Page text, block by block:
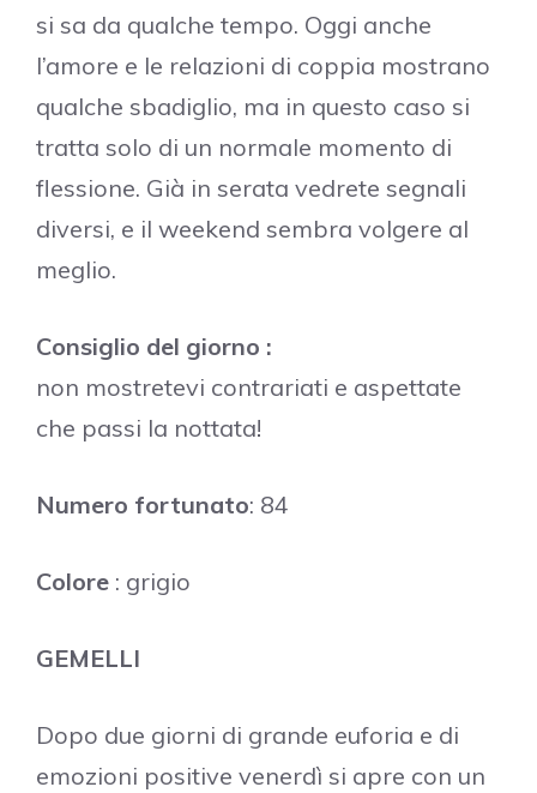
si sa da qualche tempo. Oggi anche
l’amore e le relazioni di coppia mostrano
qualche sbadiglio, ma in questo caso si
tratta solo di un normale momento di
flessione. Già in serata vedrete segnali
diversi, e il weekend sembra volgere al
meglio.
Consiglio del giorno :
non mostretevi contrariati e aspettate
che passi la nottata!
Numero fortunato: 84
Colore : grigio
GEMELLI
Dopo due giorni di grande euforia e di
emozioni positive venerdì si apre con un